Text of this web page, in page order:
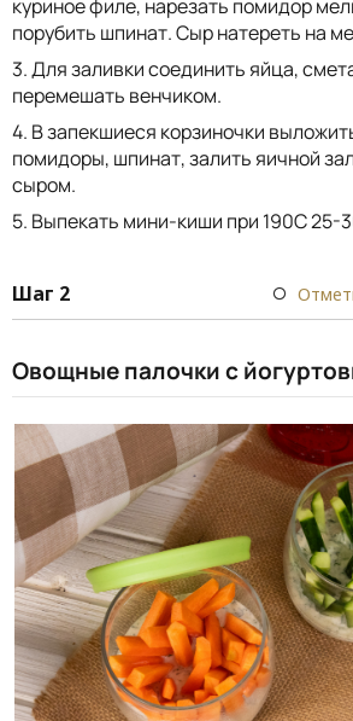
куриное филе, нарезать помидор
порубить шпинат. Сыр натереть на
3. Для заливки соединить яйца,
перемешать венчиком.
4. В запекшиеся корзиночки
помидоры, шпинат, залить яичной
сыром.
5. Выпекать мини-киши при 190С 25-
Шаг 2
Овощные палочки с